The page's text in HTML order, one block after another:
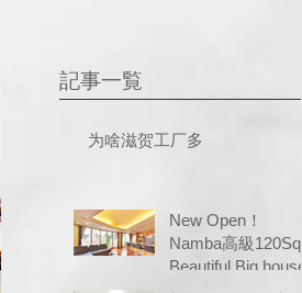
記事一覧
为啥滋贺工厂多
New Open！
Namba高級120Sq
Beautiful Big house